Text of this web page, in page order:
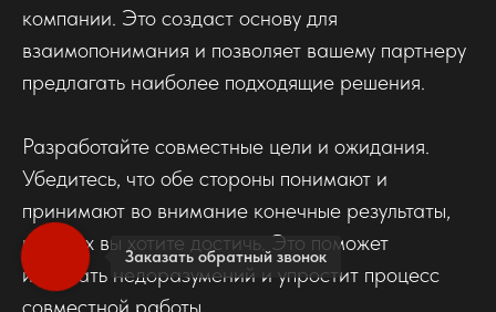
Заказать обратный звонок
компании. Это создаст основу для
взаимопонимания и позволяет вашему партнеру
предлагать наиболее подходящие решения.
Разработайте совместные цели и ожидания.
Убедитесь, что обе стороны понимают и
принимают во внимание конечные результаты,
которых вы хотите достичь. Это поможет
избежать недоразумений и упростит процесс
совместной работы.